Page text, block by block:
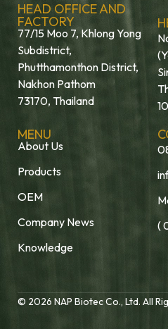
HEAD OFFICE AND
FACTORY
77/15 Moo 7, Khlong Yong
Subdistrict,
Phutthamonthon District,
Nakhon Pathom
73170, Thailand
MENU
About Us
Products
OEM
Company News
Knowledge
(
© 2026 NAP Biotec Co., Ltd. All